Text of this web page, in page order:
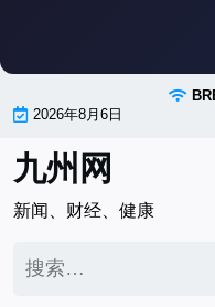
content
2026年8月6日
九州网
新闻、财经、健康
索：